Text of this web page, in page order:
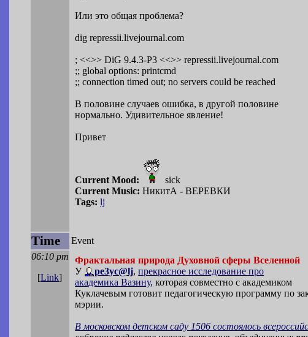
Или это общая проблема?
dig repressii.livejournal.com
; <<>> DiG 9.4.3-P3 <<>> repressii.livejournal.com
;; global options: printcmd
;; connection timed out; no servers could be reached
В половине случаев ошибка, в другой половине
нормально. Удивительное явление!
Привет
Current Mood:
sick
Current Music: НикитА - ВЕРЕВКИ
Tags: lj
Time
Event
06:10 pm
[Link]
Фрактальная природа Духовной сферы Вселенной
У
pe3yc@lj,прекрасное исследование про
академика Вазину, которая совместно с академиком
Куклачевым готовит педагогическую программу по
мэрии.
В московском детском саду 1506 состоялось